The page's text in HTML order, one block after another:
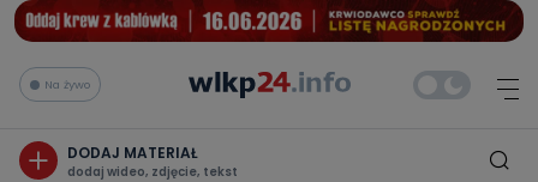
Na żywo
DODAJ MATERIAŁ
dodaj wideo, zdjęcie, tekst